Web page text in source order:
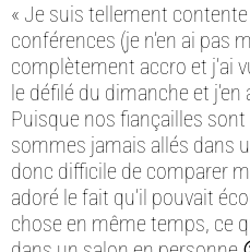
« Je suis tellement contente
conférences (je n’en ai pas
complètement accro et j’ai
le défilé du dimanche et
Puisque nos fiançailles
sommes jamais allés dans
donc difficile de comparer
adoré le fait qu’il pouvait
chose en même temps, ce